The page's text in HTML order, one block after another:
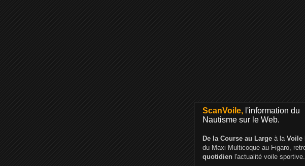
ScanVoile, l'information du
Nautisme sur le Web.
De la Course au Large à la Voile
du Maxi Multicoque au Figaro,
quotidien l'actualité voile sportive.